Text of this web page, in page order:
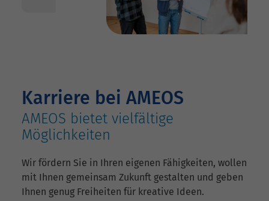
Karriere bei AMEOS
AMEOS bietet vielfältige
Möglichkeiten
Wir fördern Sie in Ihren eigenen Fähigkeiten, wollen
mit Ihnen gemeinsam Zukunft gestalten und geben
Ihnen genug Freiheiten für kreative Ideen.